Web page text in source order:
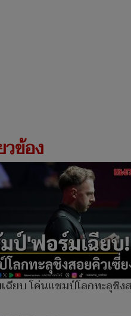
วข้อง
ฉียบ โค่นแชมป์โลกทะลุชิง